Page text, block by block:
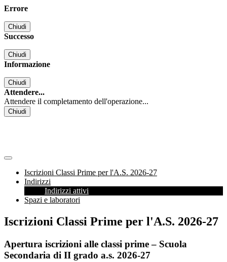
Errore
Chiudi
Successo
Chiudi
Informazione
Chiudi
Attendere...
Attendere il completamento dell'operazione...
Chiudi
Iscrizioni Classi Prime per l'A.S. 2026-27
Indirizzi
Indirizzi attivi
Spazi e laboratori
Iscrizioni Classi Prime per l'A.S. 2026-27
Apertura iscrizioni alle classi prime – Scuola
Secondaria di II grado a.s. 2026-27